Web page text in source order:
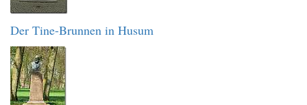
Der Tine-Brunnen in Husum